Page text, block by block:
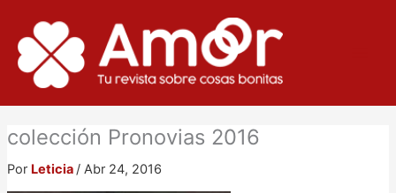
contenido
colección Pronovias 2016
Por Leticia / Abr 24, 2016